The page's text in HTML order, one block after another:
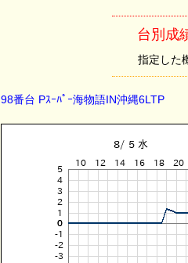
台別成
指定した
98番台 Pｽｰﾊﾟｰ海物語IN沖縄6LTP